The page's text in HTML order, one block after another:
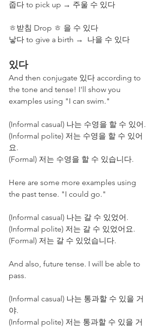
줍다 to pick up → 주울 수 있다
ㅎ받침 Drop ㅎ 을 수 있다
낳다 to give a birth →  나을 수 있다
있다
And then conjugate 있다 according to
the tone and tense! I'll show you
examples using "I can swim."
(Informal casual) 나는 수영을 할 수 있어.
(Informal polite) 저는 수영을 할 수 있어
요.
(Formal) 저는 수영을 할 수 있습니다.
Here are some more examples using
the past tense. "I could go."
(Informal casual) 나는 갈 수 있었어.
(Informal polite) 저는 갈 수 있었어요.
(Formal) 저는 갈 수 있었습니다.
And also, future tense. I will be able to
pass.
(Informal casual) 나는 통과할 수 있을 거
야.
(Informal polite) 저는 통과할 수 있을 거